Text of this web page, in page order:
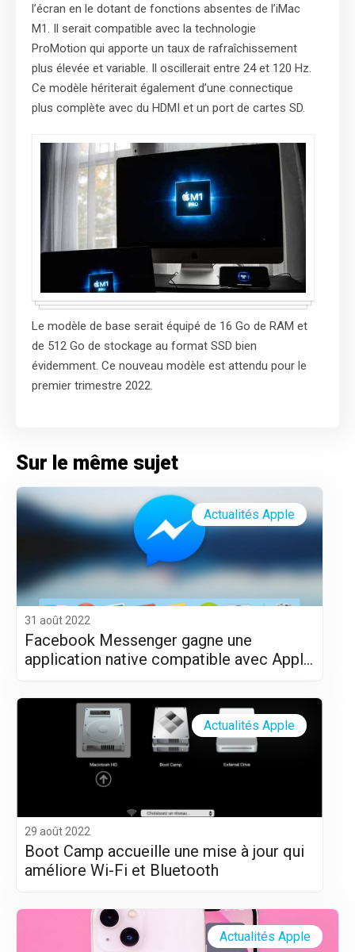
l’écran en le dotant de fonctions absentes de l’iMac
M1. Il serait compatible avec la technologie
ProMotion qui apporte un taux de rafraîchissement
plus élevée et variable. Il oscillerait entre 24 et 120 Hz.
Ce modèle hériterait également d’une connectique
plus complète avec du HDMI et un port de cartes SD.
Le modèle de base serait équipé de 16 Go de RAM et
de 512 Go de stockage au format SSD bien
évidemment. Ce nouveau modèle est attendu pour le
premier trimestre 2022.
Sur le même sujet
31 août 2022
Facebook Messenger gagne une
application native compatible avec Apple
Actualités Apple
29 août 2022
Boot Camp accueille une mise à jour qui
améliore Wi-Fi et Bluetooth
Actualités Apple
Actualités Apple